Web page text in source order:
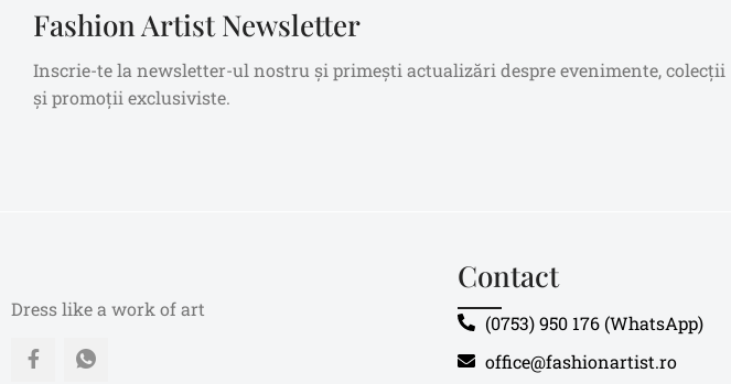
Fashion Artist Newsletter
Inscrie-te la newsletter-ul nostru și primești actualizări despre evenimente, colecții
și promoții exclusiviste.
Dress like a work of art
Contact
(0753) 950 176 (WhatsApp)
office@fashionartist.ro